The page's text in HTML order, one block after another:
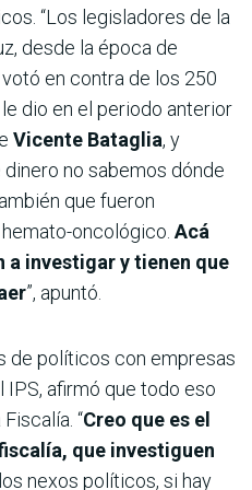
“Los legisladores de la
desde la época de
en contra de los 250
dio en el periodo anterior
Vicente Bataglia, y
no sabemos dónde
que fueron
oncológico. Acá
a investigar y tienen que
”, apuntó.
de políticos con empresas
IPS, afirmó que todo eso
“Creo que es el
que investiguen
nexos políticos, si hay